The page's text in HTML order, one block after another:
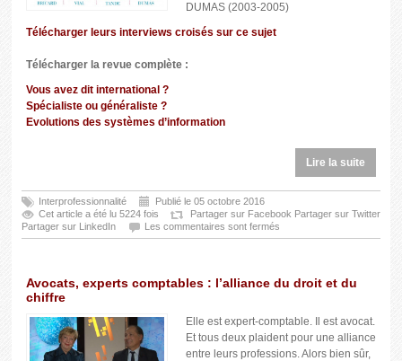
DUMAS (2003-2005)
Télécharger leurs interviews croisés sur ce sujet
Télécharger la revue complète :
Vous avez dit international ?
Spécialiste ou généraliste ?
Evolutions des systèmes d’information
Lire la suite
Interprofessionnalité
Publié le 05 octobre 2016
Cet article a été lu 5224 fois
Partager sur Facebook Partager sur Twitter
Partager sur LinkedIn
Les commentaires sont fermés
Avocats, experts comptables : l’alliance du droit et du
chiffre
Elle est expert-comptable. Il est avocat.
Et tous deux plaident pour une alliance
entre leurs professions. Alors bien sûr,